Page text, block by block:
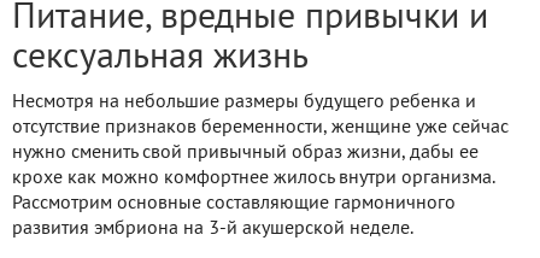
Питание, вредные привычки и
сексуальная жизнь
Несмотря на небольшие размеры будущего ребенка и
отсутствие признаков беременности, женщине уже сейчас
нужно сменить свой привычный образ жизни, дабы ее
крохе как можно комфортнее жилось внутри организма.
Рассмотрим основные составляющие гармоничного
развития эмбриона на 3-й акушерской неделе.